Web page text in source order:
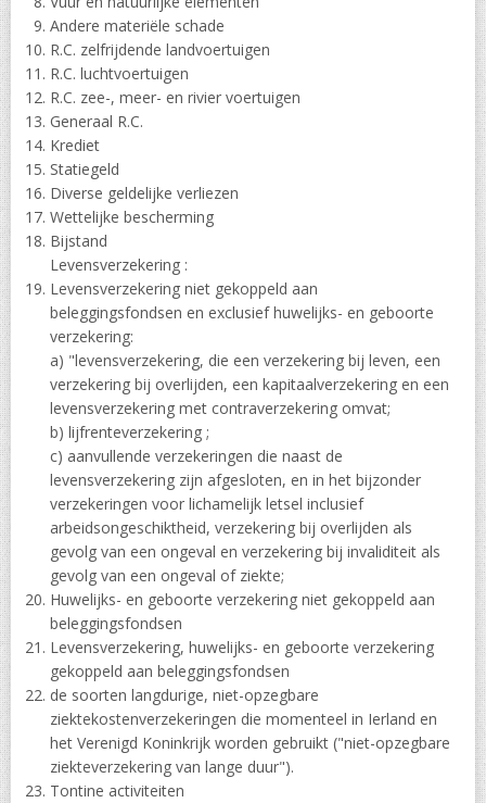
Andere materiële schade
R.C. zelfrijdende landvoertuigen
R.C. luchtvoertuigen
R.C. zee-, meer- en rivier voertuigen
Generaal R.C.
Krediet
Statiegeld
Diverse geldelijke verliezen
Wettelijke bescherming
Bijstand
Levensverzekering :
Levensverzekering niet gekoppeld aan
beleggingsfondsen en exclusief huwelijks- en geboorte
verzekering:
a) "levensverzekering, die een verzekering bij leven, een
verzekering bij overlijden, een kapitaalverzekering en een
levensverzekering met contraverzekering omvat;
b) lijfrenteverzekering ;
c) aanvullende verzekeringen die naast de
levensverzekering zijn afgesloten, en in het bijzonder
verzekeringen voor lichamelijk letsel inclusief
arbeidsongeschiktheid, verzekering bij overlijden als
gevolg van een ongeval en verzekering bij invaliditeit als
gevolg van een ongeval of ziekte;
Huwelijks- en geboorte verzekering niet gekoppeld aan
beleggingsfondsen
Levensverzekering, huwelijks- en geboorte verzekering
gekoppeld aan beleggingsfondsen
de soorten langdurige, niet-opzegbare
ziektekostenverzekeringen die momenteel in Ierland en
het Verenigd Koninkrijk worden gebruikt ("niet-opzegbare
ziekteverzekering van lange duur").
Tontine activiteiten